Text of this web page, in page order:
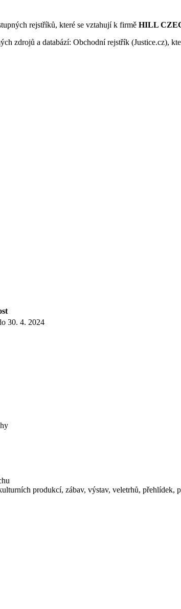
rejstříků, které se vztahují k firmě HILL
zdrojů a databází: Obchodní rejstřík (Justice.cz),
30. 4. 2024
produkcí, zábav, výstav, veletrhů, přehlídek,